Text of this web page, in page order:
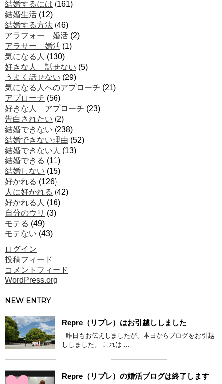
結婚するには (161)
結婚生活 (12)
結婚する方法 (46)
アラフォー 婚活 (2)
アラサー 婚活 (1)
気になる人 (130)
好きな人 話せない (5)
うまく話せない (29)
気になる人へのアプローチ (21)
アプローチ (56)
好きな人 アプローチ (23)
告白されたい (2)
結婚できない (238)
結婚できない理由 (52)
結婚できない人 (13)
結婚できる (11)
結婚しない (15)
好かれる (126)
人に好かれる (42)
好かれる人 (16)
自分のウリ (3)
モテる (49)
モテない (43)
ログイン
投稿フィード
コメントフィード
WordPress.org
NEW ENTRY
Repre（リプレ）はお引越ししました
昨日もお伝えしましたが、本日からブログをお引越
ししました。 これは ...
Repre（リプレ）の婚活ブログは終了します